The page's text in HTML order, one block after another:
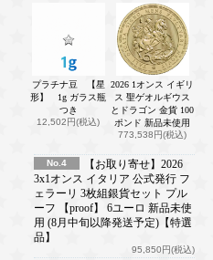
プラチナ豆 【星
形】 1g ガラス瓶
つき
12,502円(税込)
2026 1オンス イギリ
ス 聖ゲオルギウス
とドラゴン 金貨 100
ポンド 新品未使用
773,538円(税込)
No.4
【お取り寄せ】2026
3x1オンス イタリア 公式発行 フ
ェラーリ 3枚組銀貨セット プル
ーフ 【proof】 6ユーロ 新品未使
用 (8月中旬以降発送予定)【特選
品】
95,850円(税込)